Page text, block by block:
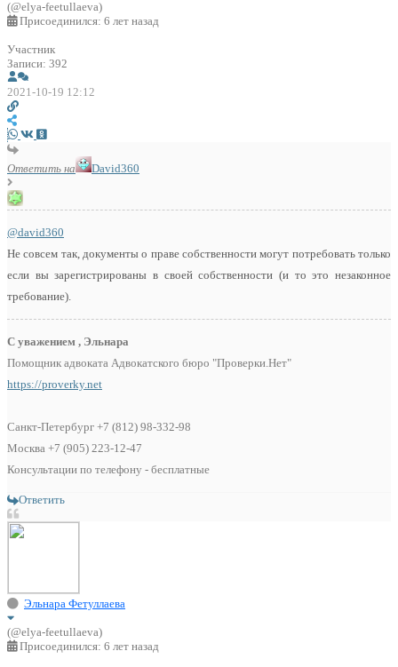
(@elya-feetullaeva)
Присоединился: 6 лет назад
Участник
Записи: 392
2021-10-19 12:12
Ответить на David360
@david360
Не совсем так, документы о праве собственности могут потребовать только
если вы зарегистрированы в своей собственности (и то это незаконное
требование).
С уважением , Эльнара
Помощник адвоката Адвокатского бюро "Проверки.Нет"
https://proverky.net
Санкт-Петербург +7 (812) 98-332-98
Москва +7 (905) 223-12-47
Консультации по телефону - бесплатные
Ответить
Эльнара Фетуллаева
(@elya-feetullaeva)
Присоединился: 6 лет назад